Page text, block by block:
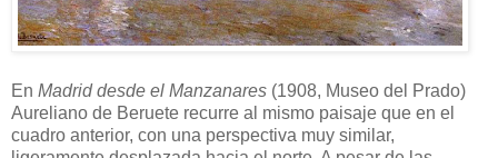
En Madrid desde el Manzanares (1908, Museo del Prado)
Aureliano de Beruete recurre al mismo paisaje que en el
cuadro anterior, con una perspectiva muy similar,